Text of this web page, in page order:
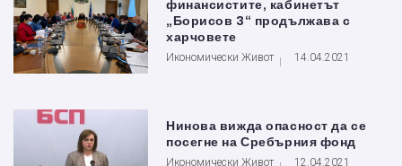
финансистите, кабинетът
„Борисов 3“ продължава с
харчовете
Икономически Живот 14.04.2021
Нинова вижда опасност да се
посегне на Сребърния фонд
Икономически Живот 12.04.2021